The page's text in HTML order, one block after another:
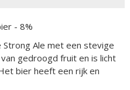
- 8%
Strong Ale met een stevige
gedroogd fruit en is licht
bier heeft een rijk en